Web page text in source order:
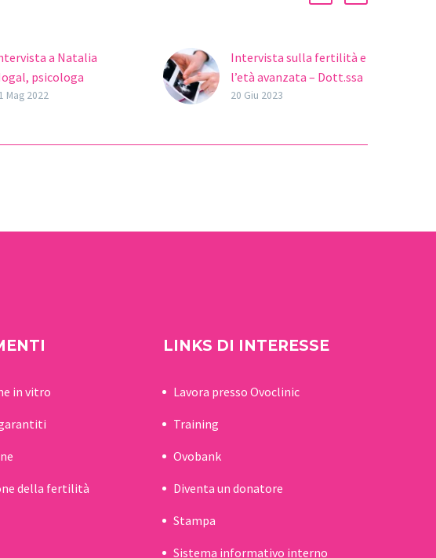
a Natalia
psicologa
in fertilità
e
Mag 2022
Intervista sulla fertilità e
l’età avanzata – Dott.ssa
Micaela Fernández
data in cui…
20 Giu 2023
in vitro
della fertilità
LINKS DI INTERESSE
Lavora presso Ovoclinic
Training
Ovobank
Diventa un donatore
Stampa
Sistema informativo interno